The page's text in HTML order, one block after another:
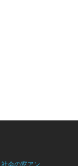
社会の窓アン